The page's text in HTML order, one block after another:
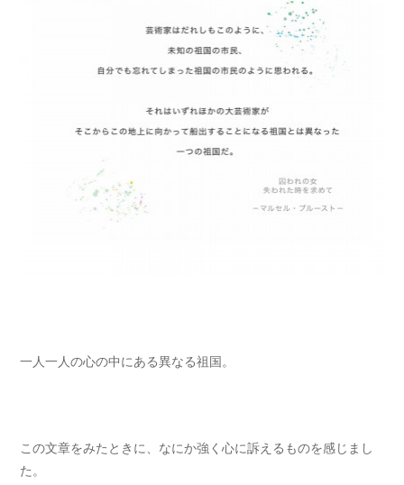
一人一人の心の中にある異なる祖国。
この文章をみたときに、なにか強く心に訴えるものを感じまし
た。